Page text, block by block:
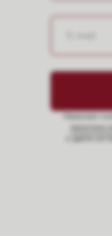
Нажимая
политики